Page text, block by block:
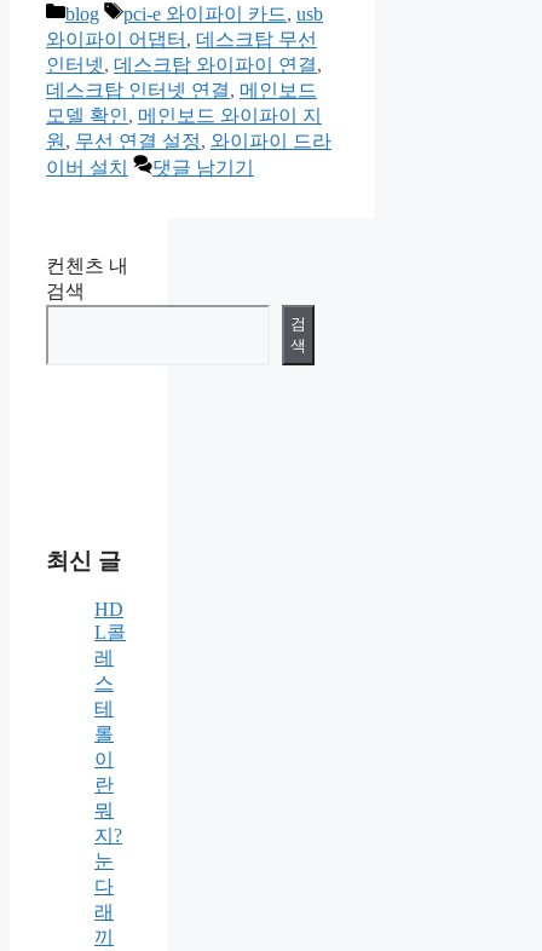
카
테
고
리
blog
태
그
pci-e 와이파이 카드, usb
와이파이 어댑터 , 데스크탑 무선
인터넷, 데스크탑 와이파이 연결,
데스크탑 인터넷 연결, 메인보드
모델 확인, 메인보드 와이파이 지
원 , 무선 연결 설정, 와이파이 드라
이버 설치
댓글 남기기
컨첸츠 내
검색
검
색
최신 글
HD
L콜
레
스
테
롤
이
란
뭐
지?
눈
다
래
끼